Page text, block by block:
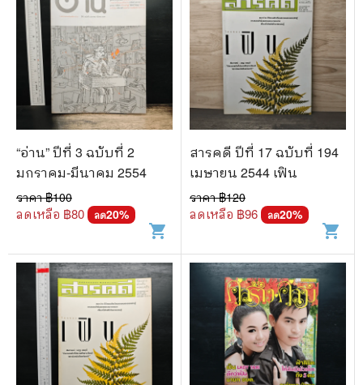
“อ่าน” ปีที่ 3 ฉบับที่ 2
มกราคม-มีนาคม 2554
ราคา ฿100
ลดเหลือ ฿80 ลด20%
shopping_cart
สารคดี ปีที่ 17 ฉบับที่ 194
เมษายน 2544 เฟิน
ราคา ฿120
ลดเหลือ ฿96 ลด20%
shopping_cart